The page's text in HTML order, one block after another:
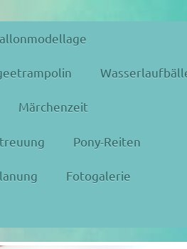
Märchenzeit
Pony-Reiten
Fotogalerie